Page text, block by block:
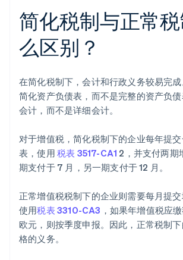
简化税制与正常
么区别？
在简化税制下，会计和行政义务较易完
简化资产负债表，而不是完整的资产负
会计，而不是详细会计。
对于增值税，简化税制下的企业每年提
表，使用 税表 3517-CA1 2，并支付两期
期支付于 7 月，另一期支付于 12 月。
正常增值税税制下的企业则需要每月提交
使用税表 3310-CA3 ，如果年增值税应
欧元，则按季度申报。因此，正常税制
格的义务。
阿联酋
English
爱尔兰
爱沙尼亚
English
奥地利
Deutsch English
澳大利亚